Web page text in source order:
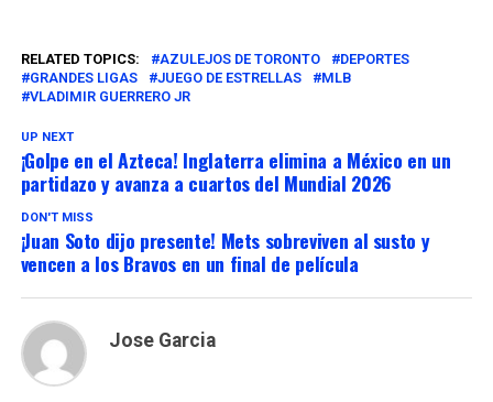
RELATED TOPICS: AZULEJOS DE TORONTO
DEPORTES
GRANDES LIGAS
JUEGO DE ESTRELLAS
MLB
VLADIMIR GUERRERO JR
UP NEXT
¡Golpe en el Azteca! Inglaterra elimina a México en un
partidazo y avanza a cuartos del Mundial 2026
DON'T MISS
¡Juan Soto dijo presente! Mets sobreviven al susto y
vencen a los Bravos en un final de película
Jose Garcia